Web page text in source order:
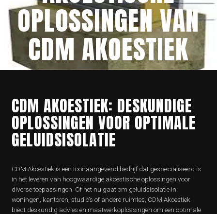
OPLOSSINGEN VAN
CDM AKOESTIEK
CDM AKOESTIEK: DESKUNDIGE
OPLOSSINGEN VOOR OPTIMALE
GELUIDSISOLATIE
CDM Akoestiek is een toonaangevend bedrijf dat gespecialiseerd is
in het leveren van hoogwaardige akoestische oplossingen voor
diverse toepassingen. Of het nu gaat om geluidsisolatie in
woningen, kantoren, studio’s of andere ruimtes, CDM Akoestiek
biedt deskundig advies en maatwerkoplossingen om een optimale